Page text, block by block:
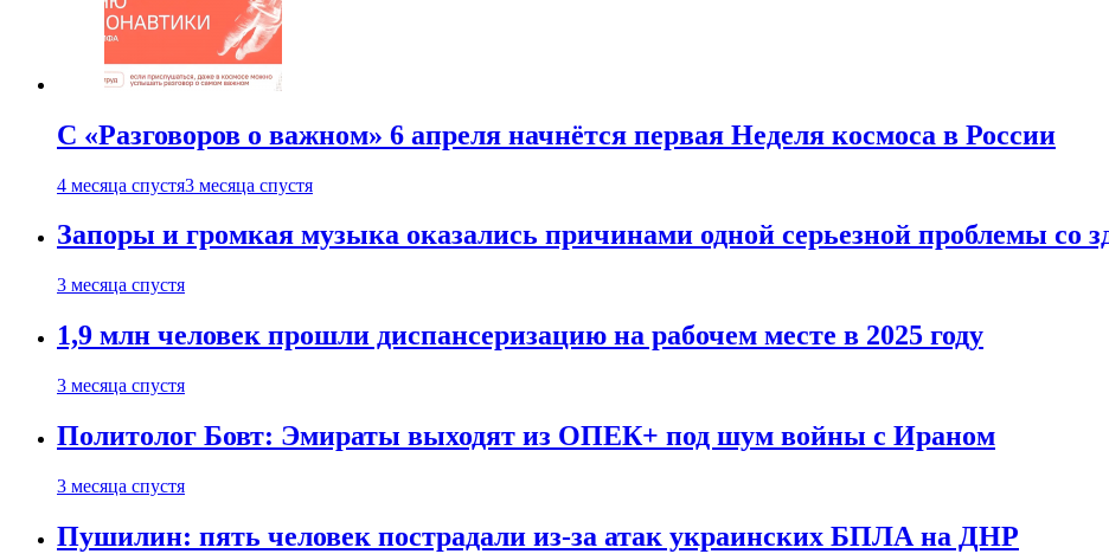
С «Разговоров о важном» 6 апреля начнётся первая Неделя космоса в России
4 месяца спустя3 месяца спустя
Запоры и громкая музыка оказались причинами одной серьезной проблемы со
3 месяца спустя
1,9 млн человек прошли диспансеризацию на рабочем месте в 2025 году
3 месяца спустя
Политолог Бовт: Эмираты выходят из ОПЕК+ под шум войны с Ираном
3 месяца спустя
Пушилин: пять человек пострадали из-за атак украинских БПЛА на ДНР